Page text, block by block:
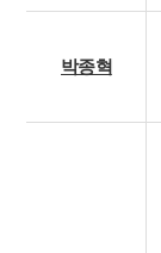
박종혁